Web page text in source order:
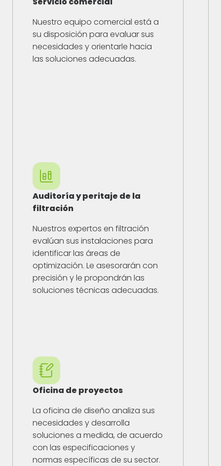
Nuestro equipo comercial está a
su disposición para evaluar sus
necesidades y orientarle hacia
las soluciones adecuadas.
Auditoría y peritaje de la
filtración
Nuestros expertos en filtración
evalúan sus instalaciones para
identificar las áreas de
optimización. Le asesorarán con
precisión y le propondrán las
soluciones técnicas adecuadas.
Oficina de proyectos
La oficina de diseño analiza sus
necesidades y desarrolla
soluciones a medida, de acuerdo
con las especificaciones y
normas específicas de su sector.